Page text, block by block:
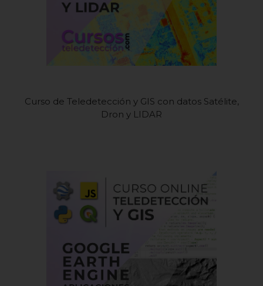
Curso de Teledetección y GIS con datos Satélite,
Dron y LIDAR